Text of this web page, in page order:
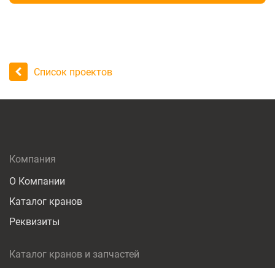
Список проектов
Компания
О Компании
Каталог кранов
Реквизиты
Каталог кранов и запчастей